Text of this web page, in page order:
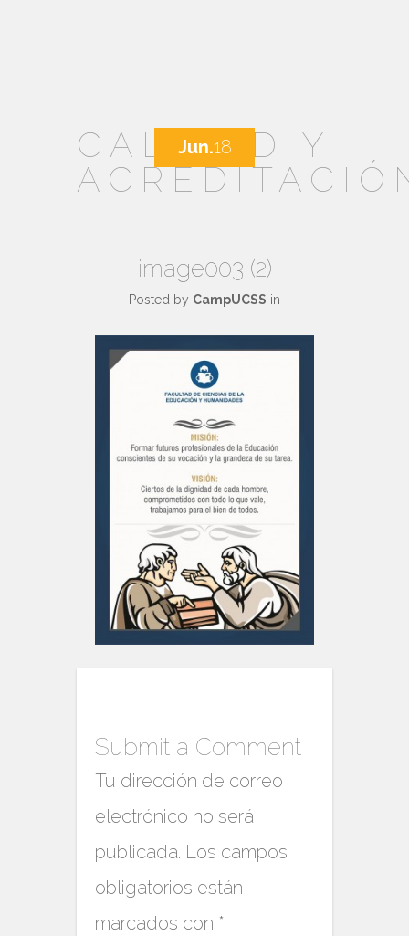
CALIDAD Y
image003 (2)
Posted by CampUCSS in
Jun.18
Submit a Comment
Tu dirección de correo
electrónico no será
publicada. Los campos
obligatorios están
marcados con *